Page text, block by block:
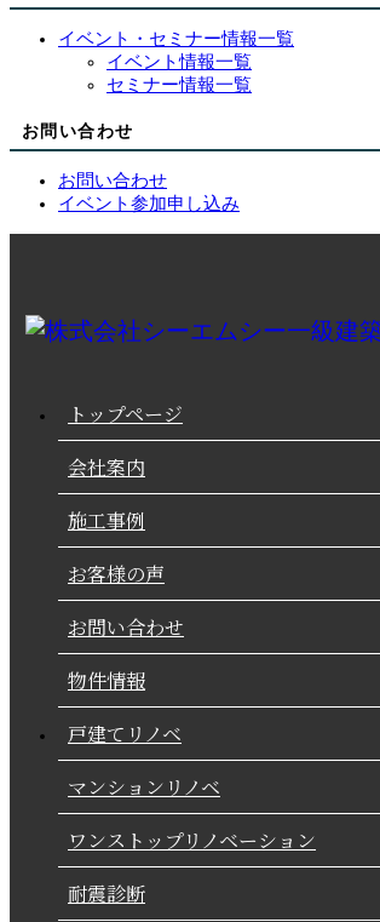
イベント・セミナー情報一覧
イベント情報一覧
セミナー情報一覧
お問い合わせ
お問い合わせ
イベント参加申し込み
トップページ
会社案内
施工事例
お客様の声
お問い合わせ
物件情報
戸建てリノベ
マンションリノベ
ワンストップリノベーション
耐震診断